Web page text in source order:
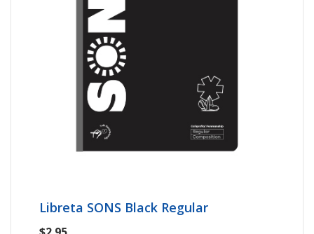
Libreta SONS Black Regular